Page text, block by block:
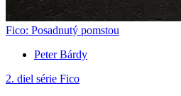
Fico: Posadnutý pomstou
Peter Bárdy
2. diel série Fico